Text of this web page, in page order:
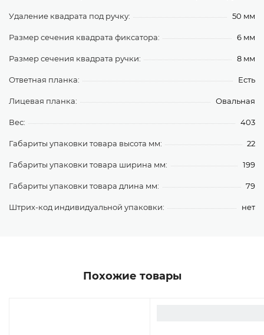
Удаление квадрата под ручку: 50 мм
Размер сечения квадрата фиксатора: 6 мм
Размер сечения квадрата ручки: 8 мм
Ответная планка: Есть
Лицевая планка: Овальная
Вес: 403
Габариты упаковки товара высота мм: 22
Габариты упаковки товара ширина мм: 199
Габариты упаковки товара длина мм: 79
Штрих-код индивидуальной упаковки: нет
Похожие товары